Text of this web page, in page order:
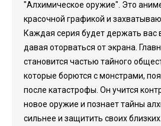
"Алхимическое оружие". Это
красочной графикой и
Каждая серия будет держать вас
давая оторваться от экрана.
становится частью тайного
которые борются с монстрами,
после катастрофы. Он учится
новое оружие и познает тайны
сильнее и защитить своих